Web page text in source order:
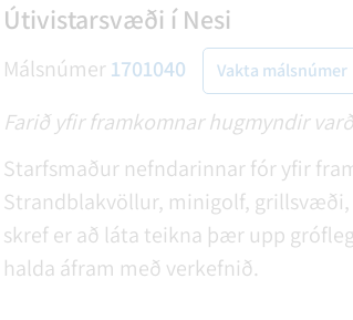
Útivistarsvæði í Nesi
Málsnúmer1701040 Vakta málsnúmer
Farið yfir framkomnar hugmyndir
Starfsmaður nefndarinnar fór yfir
Strandblakvöllur, minigolf,
skref er að láta teikna þær upp
halda áfram með verkefnið.